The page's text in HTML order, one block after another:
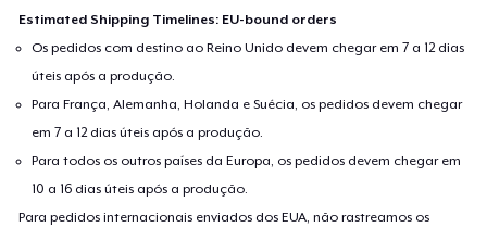
Estimated Shipping Timelines: EU-bound orders
Os pedidos com destino ao Reino Unido devem chegar em 7 a 12 dias
úteis após a produção.
Para França, Alemanha, Holanda e Suécia, os pedidos devem chegar
em 7 a 12 dias úteis após a produção.
Para todos os outros países da Europa, os pedidos devem chegar em
10 a 16 dias úteis após a produção.
Para pedidos internacionais enviados dos EUA, não rastreamos os